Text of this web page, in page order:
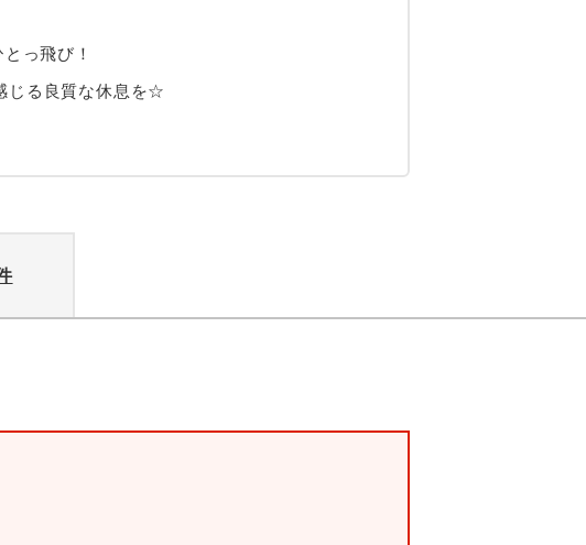
っ飛び！
じる良質な休息を☆